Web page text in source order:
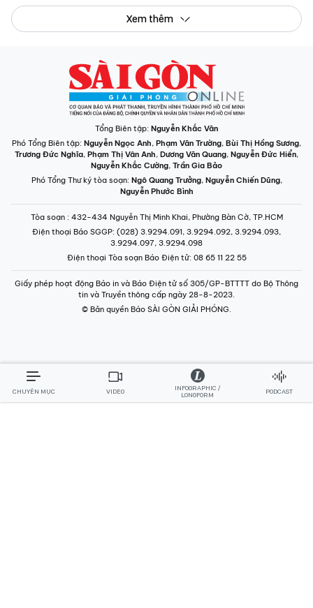
Xem thêm
Tổng Biên tập: Nguyễn Khắc Văn
Phó Tổng Biên tập: Nguyễn Ngọc Anh, Phạm Văn Trường, Bùi Thị Hồng Sương,
Trương Đức Nghĩa, Phạm Thị Vân Anh, Dương Văn Quang, Nguyễn Đức Hiển,
Nguyễn Khắc Cường, Trần Gia Bảo
Phó Tổng Thư ký tòa soạn: Ngô Quang Trưởng, Nguyễn Chiến Dũng,
Nguyễn Phước Bình
Tòa soạn : 432-434 Nguyễn Thị Minh Khai, Phường Bàn Cờ, TP.HCM
Điện thoại Báo SGGP: (028) 3.9294.091, 3.9294.092, 3.9294.093,
3.9294.097, 3.9294.098
Điện thoại Tòa soạn Báo Điện tử: 08 65 11 22 55
Giấy phép hoạt động Báo in và Báo Điện tử số 305/GP-BTTTT do Bộ Thông
tin và Truyền thông cấp ngày 28-8-2023.
© Bản quyền Báo SÀI GÒN GIẢI PHÓNG.
CHUYÊN MỤC VIDEO
INFOGRAPHIC /
LONGFORM
PODCAST